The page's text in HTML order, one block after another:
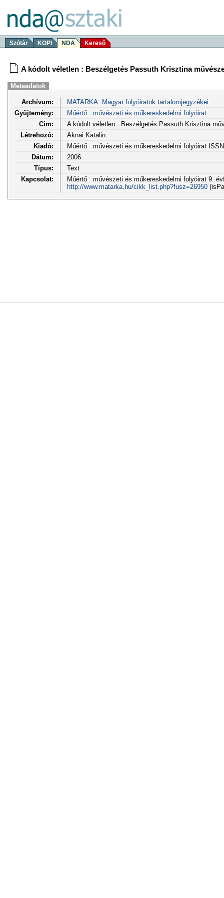
Szótár KOPI NDA Kereső
A kódolt véletlen : Beszélgetés Passuth Krisztina
Metaadatok
Archívum:
MATARKA: Magyar folyóiratok tartalomjegyzékei
Gyűjtemény:
Műértő : művészeti és műkereskedelmi folyóirat
Cím:
A kódolt véletlen : Beszélgetés Passuth Krisztina
Létrehozó:
Aknai Katalin
Kiadó:
Műértő : művészeti és műkereskedelmi folyóirat
Dátum:
2006
Típus:
Text
Kapcsolat:
Műértő : művészeti és műkereskedelmi folyóirat 9.
http://www.matarka.hu/cikk_list.php?fusz=26950